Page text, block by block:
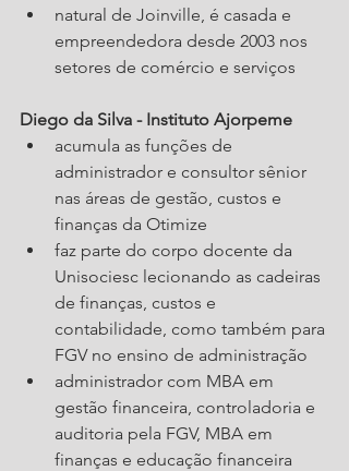
natural de Joinville, é casada e
empreendedora desde 2003 nos
setores de comércio e serviços
Diego da Silva - Instituto Ajorpeme
acumula as funções de
administrador e consultor sênior
nas áreas de gestão, custos e
finanças da Otimize
faz parte do corpo docente da
Unisociesc lecionando as cadeiras
de finanças, custos e
contabilidade, como também para
FGV no ensino de administração
administrador com MBA em
gestão financeira, controladoria e
auditoria pela FGV, MBA em
finanças e educação financeira